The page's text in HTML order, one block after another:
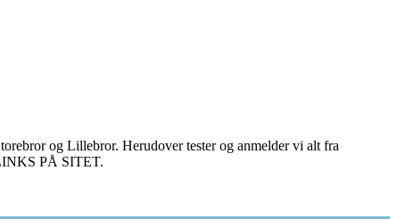
og Lillebror. Herudover tester og anmelder vi alt fra
PÅ SITET.